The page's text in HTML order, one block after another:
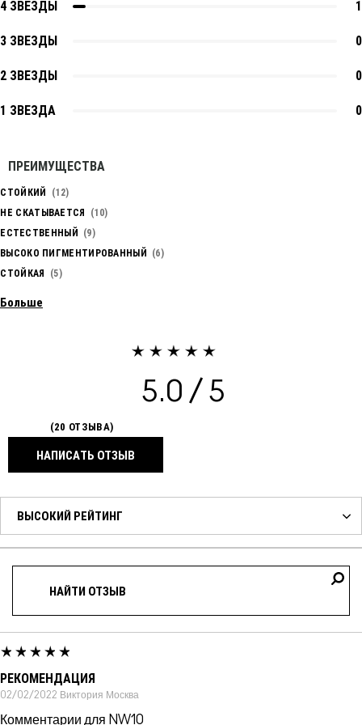
4 ЗВЕЗДЫ 1
3 ЗВЕЗДЫ 0
2 ЗВЕЗДЫ 0
1 ЗВЕЗДА 0
ПРЕИМУЩЕСТВА
СТОЙКИЙ
12
НЕ СКАТЫВАЕТСЯ
10
ЕСТЕСТВЕННЫЙ
9
ВЫСОКО ПИГМЕНТИРОВАННЫЙ
6
СТОЙКАЯ
5
Больше
5.0
20 ОТЗЫВА
НАПИСАТЬ ОТЗЫВ
РЕКОМЕНДАЦИЯ
02/02/2022 Виктория Москва
Комментарии для NW10